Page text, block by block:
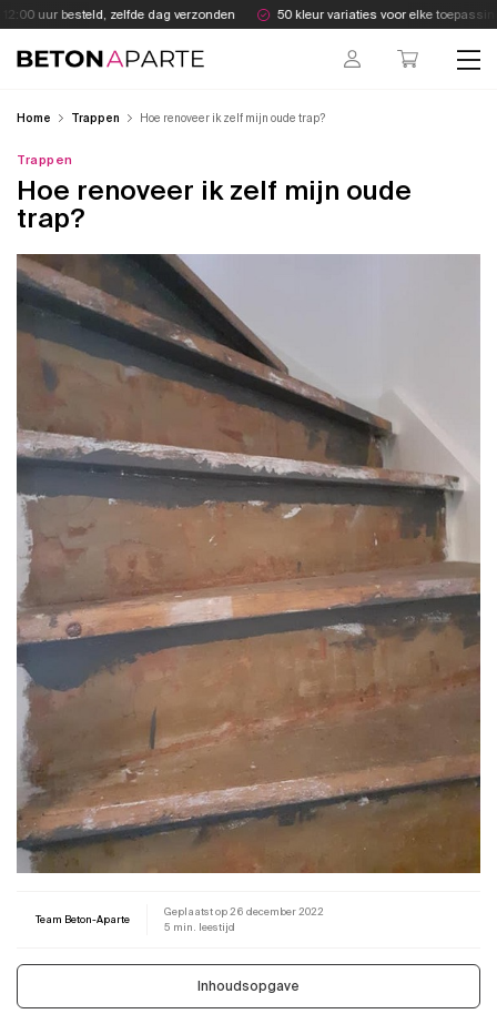
Skip
to
content
uur besteld, zelfde dag verzonden 50 kleur variaties voor elke toepassing
Beton Aparte
Home Trappen Hoe renoveer ik zelf mijn oude trap?
Trappen
Hoe renoveer ik zelf mijn oude
trap?
Team Beton-Aparte
Geplaatst op26 december 2022
5 min. leestijd
Inhoudsopgave